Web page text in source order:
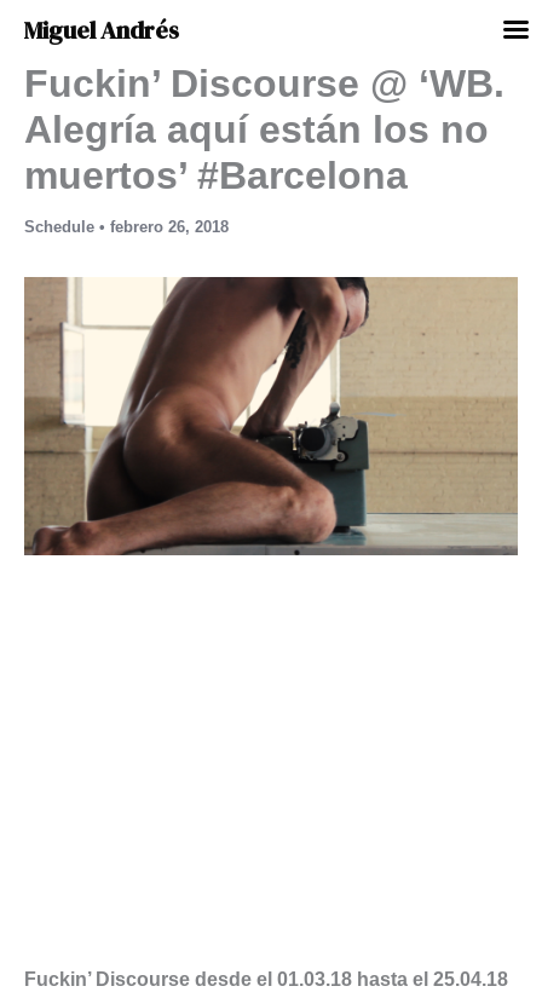
contenido
Fuckin’ Discourse @ ‘WB.
Alegría aquí están los no
muertos’ #Barcelona
Schedule • febrero 26, 2018
Fuckin’ Discourse desde el 01.03.18 hasta el 25.04.18
Miguel Andrés